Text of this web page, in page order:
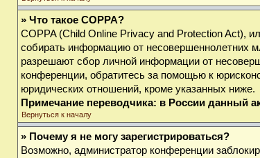
» Что такое COPPA?
COPPA (Child Online Privacy and Protection Act),
собирать информацию от несовершеннолетних
разрешают сбор личной информации от
конференции, обратитесь за помощью к
юридических отношений, кроме указанных ниже.
Примечание переводчика: в России данный
Вернуться к началу
» Почему я не могу зарегистрироваться?
Возможно, администратор конференции